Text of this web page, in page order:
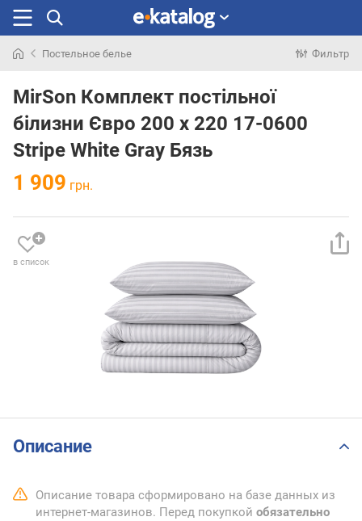
раньше
Постельное белье Фильтр
MirSon Комплект постільної
білизни Євро 200 x 220 17-0600
Stripe White Gray Бязь
1 909 грн.
в список
Описание
Описание товара сформировано на базе данных из
интернет-магазинов. Перед покупкой обязательно